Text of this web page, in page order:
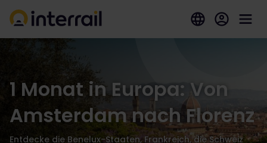
1 Monat in Europa: Von
Amsterdam nach Florenz
Entdecke die Benelux-Staaten, Frankreich, die Schweiz